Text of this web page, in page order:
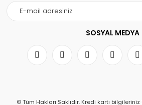
SOSYAL MEDYA
© Tüm Hakları Saklıdır. Kredi kartı